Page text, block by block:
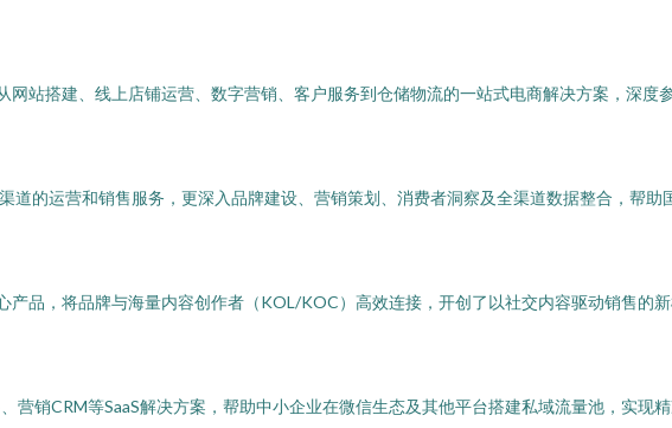
站搭建、线上店铺运营、数字营销、客户服务到仓储物流的一站式电商解决方案，深度
的运营和销售服务，更深入品牌建设、营销策划、消费者洞察及全渠道数据整合，帮助
品，将品牌与海量内容创作者（KOL/KOC）高效连接，开创了以社交内容驱动销售的
营销CRM等SaaS解决方案，帮助中小企业在微信生态及其他平台搭建私域流量池，实现